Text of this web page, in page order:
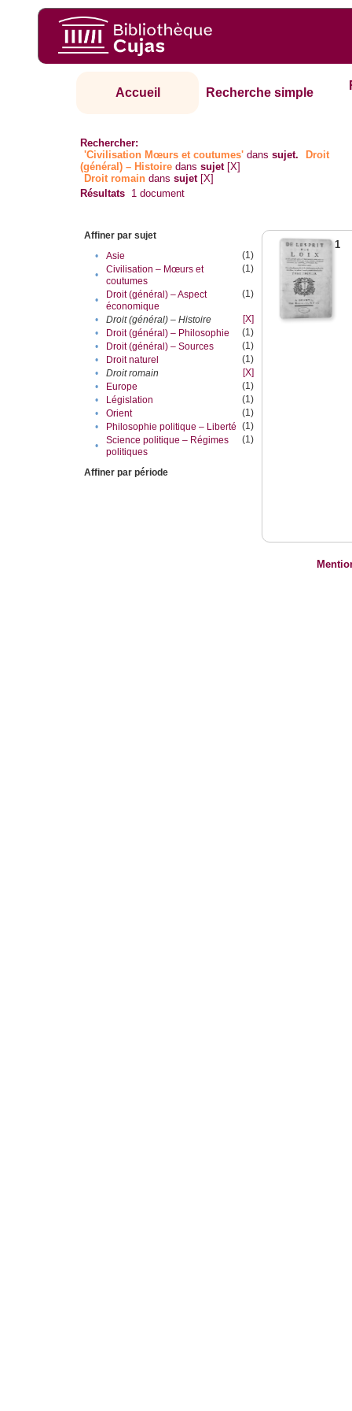
Accueil Recherche simple
Rechercher:
'Civilisation Mœurs et coutumes' danssujet.
Droit
(général) – Histoire danssujet [X]
Droit romain danssujet [X]
Résultats 1 document
Affiner par sujet
•
Asie
(1)
•
Civilisation – Mœurs et
coutumes
(1)
•
Droit (général) – Aspect
économique
(1)
• Droit (général) – Histoire
[X]
•
Droit (général) – Philosophie
(1)
•
Droit (général) – Sources
(1)
•
Droit naturel
(1)
•
Droit romain
[X]
•
Europe
(1)
•
Législation
(1)
•
Orient
(1)
•
Philosophie politique – Liberté (1)
•
Science politique – Régimes
politiques
(1)
Affiner par période
1